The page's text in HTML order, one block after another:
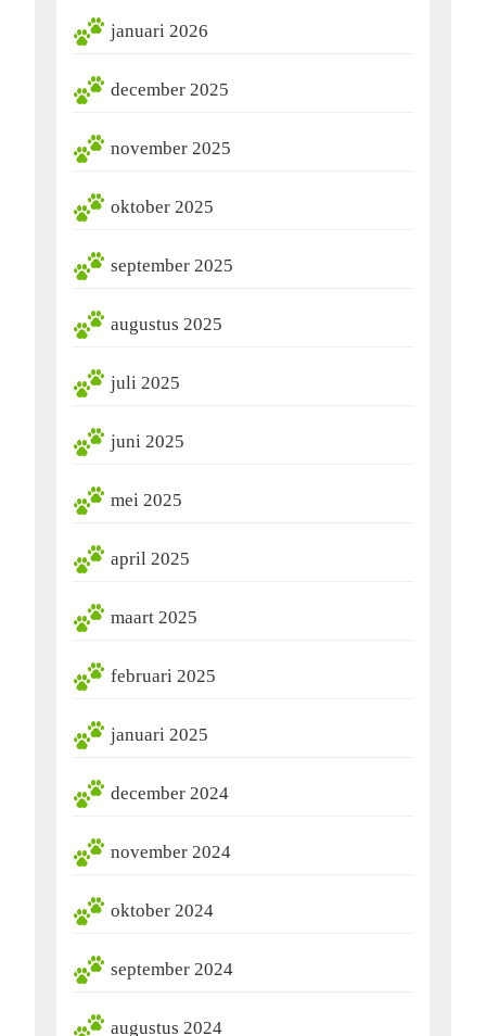
januari 2026
december 2025
november 2025
oktober 2025
september 2025
augustus 2025
juli 2025
juni 2025
mei 2025
april 2025
maart 2025
februari 2025
januari 2025
december 2024
november 2024
oktober 2024
september 2024
augustus 2024